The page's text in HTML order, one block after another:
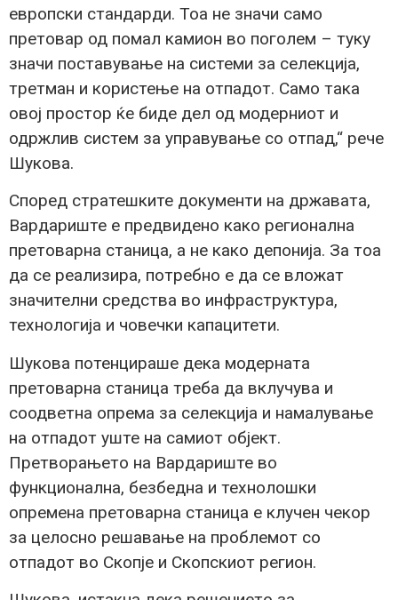
европски стандарди. Тоа не значи само
претовар од помал камион во поголем – туку
значи поставување на системи за селекција,
третман и користење на отпадот. Само така
овој простор ќе биде дел од модерниот и
одржлив систем за управување со отпад,“ рече
Шукова.
Според стратешките документи на државата,
Вардариште е предвидено како регионална
претоварна станица, а не како депонија. За тоа
да се реализира, потребно е да се вложат
значителни средства во инфраструктура,
технологија и човечки капацитети.
Шукова потенцираше дека модерната
претоварна станица треба да вклучува и
соодветна опрема за селекција и намалување
на отпадот уште на самиот објект.
Претворањето на Вардариште во
функционална, безбедна и технолошки
опремена претоварна станица е клучен чекор
за целосно решавање на проблемот со
отпадот во Скопје и Скопскиот регион.